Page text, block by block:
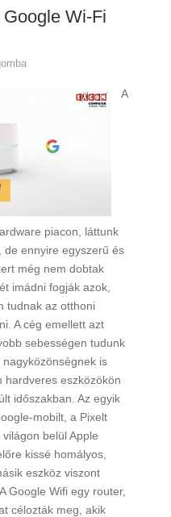
Wi-Fi
A
piacon, láttunk
de ennyire egyszerű és
még nem dobtak
imádni fogják azok,
tudnak az otthoni
A cég emellett azt
sebességen tudunk
is
hardveres eszközökön
időszakban. Az egyik
mobilt, a Pixelt
belül Apple
kissé homályos,
eszköz viszont
Google Wifi egy router,
célozták meg, akik